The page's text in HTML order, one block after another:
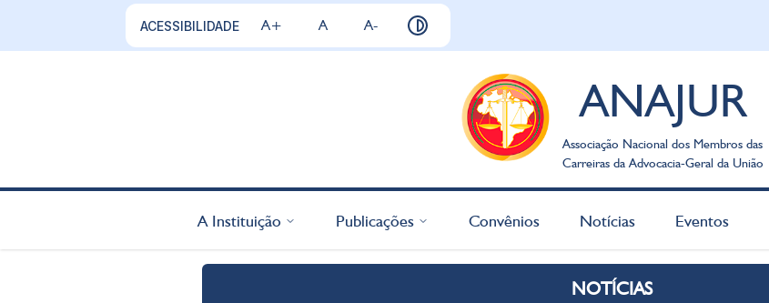
ACESSIBILIDADE A+ A A-
ANAJUR
Associação Nacional dos Membros das
Carreiras da Advocacia-Geral da União
A Instituição Publicações Convênios Notícias Eventos
NOTÍCIAS